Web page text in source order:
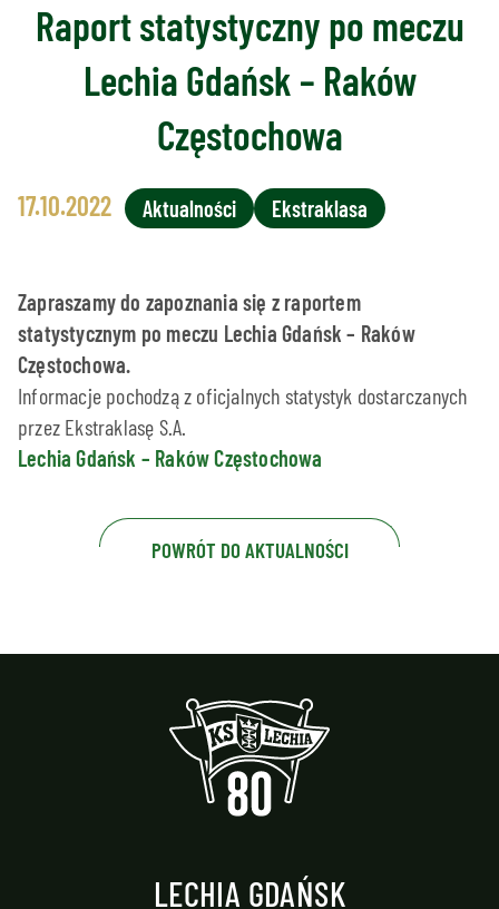
Raport statystyczny po meczu
Lechia Gdańsk – Raków
Częstochowa
17.10.2022 Aktualności Ekstraklasa
Zapraszamy do zapoznania się z raportem
statystycznym po meczu Lechia Gdańsk – Raków
Częstochowa.
Informacje pochodzą z oficjalnych statystyk dostarczanych
przez Ekstraklasę S.A.
Lechia Gdańsk – Raków Częstochowa
POWRÓT DO AKTUALNOŚCI
LECHIA GDAŃSK